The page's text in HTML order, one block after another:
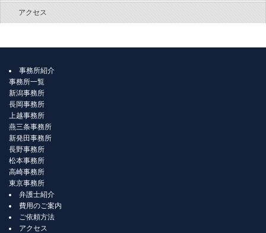
アクセス
事務所紹介
事務所一覧
新潟事務所
長岡事務所
上越事務所
燕三条事務所
新発田事務所
長野事務所
松本事務所
高崎事務所
東京事務所
弁護士紹介
費用のご案内
ご依頼方法
アクセス